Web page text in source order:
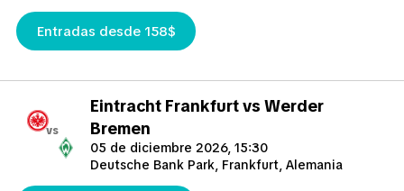
Entradas desde 158$
vs
Eintracht Frankfurt vs Werder
Bremen
05 de diciembre 2026, 15:30
Deutsche Bank Park, Frankfurt, Alemania